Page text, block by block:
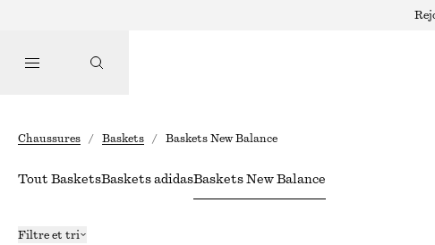
Chaussures / Baskets / Baskets New Balance
Tout BasketsBaskets adidasBaskets New Balance
Filtre et tri